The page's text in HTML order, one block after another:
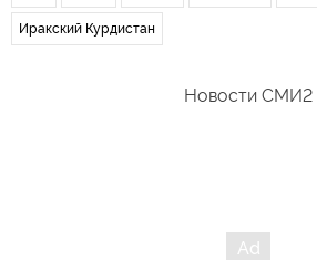
Иракский Курдистан
Новости СМИ2